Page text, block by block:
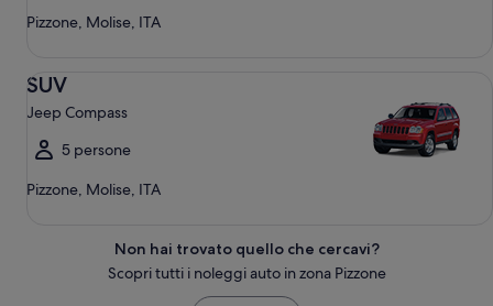
Pizzone, Molise, ITA
SUV
Jeep Compass
5 persone
Pizzone, Molise, ITA
Non hai trovato quello che cercavi?
Scopri tutti i noleggi auto in zona Pizzone